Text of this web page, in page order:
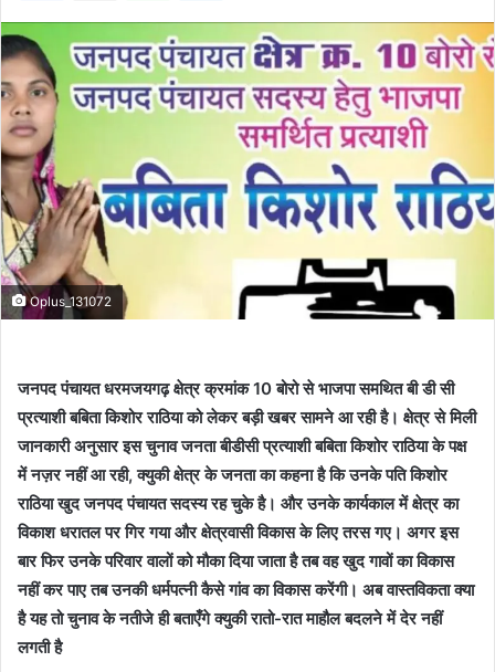
Oplus_131072
जनपद पंचायत धरमजयगढ़ क्षेत्र क्रमांक 10 बोरो से भाजपा समथित बी डी सी
प्रत्याशी बबिता किशोर राठिया को लेकर बड़ी खबर सामने आ रही है। क्षेत्र से मिली
जानकारी अनुसार इस चुनाव जनता बीडीसी प्रत्याशी बबिता किशोर राठिया के पक्ष
में नज़र नहीं आ रही, क्युकी क्षेत्र के जनता का कहना है कि उनके पति किशोर
राठिया खुद जनपद पंचायत सदस्य रह चुके है। और उनके कार्यकाल में क्षेत्र का
विकाश धरातल पर गिर गया और क्षेत्रवासी विकास के लिए तरस गए। अगर इस
बार फिर उनके परिवार वालों को मौका दिया जाता है तब वह खुद गावों का विकास
नहीं कर पाए तब उनकी धर्मपत्नी कैसे गांव का विकास करेंगी। अब वास्तविकता क्या
है यह तो चुनाव के नतीजे ही बताएँगे क्युकी रातो-रात माहौल बदलने में देर नहीं
लगती है